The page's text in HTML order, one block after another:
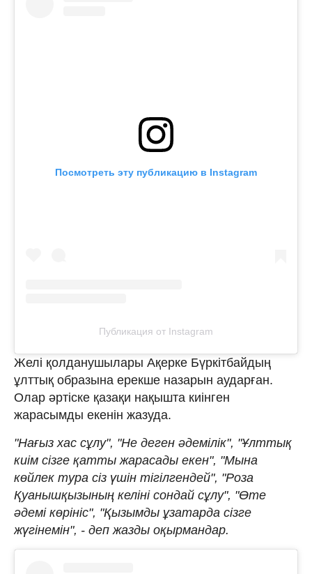
Посмотреть эту публикацию в Instagram
Публикация от Instagram
Желі қолданушылары Ақерке Бүркітбайдың
ұлттық образына ерекше назарын аударған.
Олар әртіске қазақи нақышта киінген
жарасымды екенін жазуда.
"Нағыз хас сұлу", "Не деген әдемілік", "Ұлттық
киім сізге қатты жарасады екен", "Мына
көйлек тура сіз үшін тігілгендей", "Роза
Қуанышқызының келіні сондай сұлу", "Өте
әдемі көрініс", "Қызымды ұзатарда сізге
жүгінемін", - деп жазды оқырмандар.